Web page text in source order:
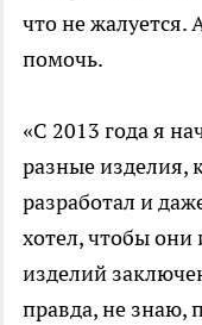
что не жалуется.
помочь.
«С 2013 года я
разные изделия,
разработал и
хотел, чтобы они
изделий
правда, не знаю,